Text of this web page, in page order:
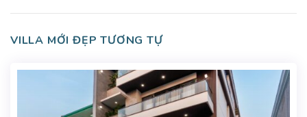
VILLA MỚI ĐẸP TƯƠNG TỰ